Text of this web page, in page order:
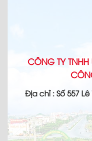
CÔNG TY
Địa chỉ : Số 557